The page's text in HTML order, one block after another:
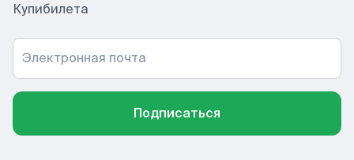
Купибилета
Электронная почта
Подписаться